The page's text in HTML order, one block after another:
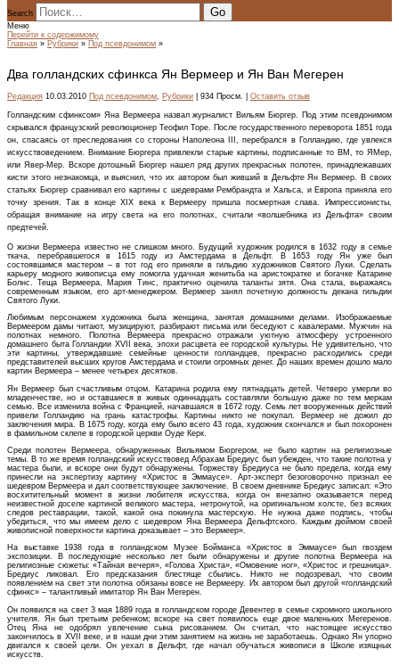
Search
Меню
Перейти к содержимому
Главная » Рубрики » Под псевдонимом »
Два голландских сфинкса Ян Вермеер и Ян Ван Мегерен
Редакция 10.03.2010 Под псевдонимом, Рубрики | 934 Просм. | Оставить отзыв
Голландским сфинксом» Яна Вермеера назвал журналист Вильям Бюргер. Под этим псевдонимом
скрывался французский революционер Теофил Торе. После государственного переворота 1851 года
он, спасаясь от преследования со стороны Наполеона III, перебрался в Голландию, где увлекся
искусствоведением. Внимание Бюргера привлекли старые картины, подписанные то ВМ, то ЯМер,
или Явер-Мер. Вскоре дотошный Бюргер нашел ряд других прекрасных полотен, принадлежавших
кисти этого незнакомца, и выяснил, что их автором был живший в Дельфте Ян Вермеер. В своих
статьях Бюргер сравнивал его картины с шедеврами Рембрандта и Хальса, и Европа приняла его
точку зрения. Так в конце XIX века к Вермееру пришла посмертная слава. Импрессионисты,
обращая внимание на игру света на его полотнах, считали «волшебника из Дельфта» своим
предтечей.
О жизни Вермеера известно не слишком много. Будущий художник родился в 1632 году в семье
ткача, перебравшегося в 1615 году из Амстердама в Дельфт. В 1653 году Ян уже был
состоявшимся мастером – в тот год его приняли в гильдию художников Святого Луки. Сделать
карьеру модного живописца ему помогла удачная женитьба на аристократке и богачке Катарине
Болнс. Теща Вермеера, Мария Тинс, практично оценила таланты зятя. Она стала, выражаясь
современным языком, его арт-менеджером. Вермеер занял почетную должность декана гильдии
Святого Луки.
Любимым персонажем художника была женщина, занятая домашними делами. Изображаемые
Вермеером дамы читают, музицируют, разбирают письма или беседуют с кавалерами. Мужчин на
полотнах немного. Полотна Вермеера прекрасно отражали уютную атмосферу устроенного
домашнего быта Голландии XVII века, эпохи расцвета ее городской культуры. Не удивительно, что
эти картины, утверждавшие семейные ценности голландцев, прекрасно расходились среди
представителей высших кругов Амстердама и стоили огромных денег. До наших времен дошло мало
картин Вермеера – менее четырех десятков.
Ян Вермеер был счастливым отцом. Катарина родила ему пятнадцать детей. Четверо умерли во
младенчестве, но и оставшиеся в живых одиннадцать составляли большую даже по тем меркам
семью. Все изменила война с Францией, начавшаяся в 1672 году. Семь лет вооруженных действий
привели Голландию на грань катастрофы. Картины никто не покупал. Вермеер не дожил до
заключения мира. В 1675 году, когда ему было всего 43 года, художник скончался и был похоронен
в фамильном склепе в городской церкви Оуде Керк.
Среди полотен Вермеера, обнаруженных Вильямом Бюргером, не было картин на религиозные
темы. В то же время голландский искусствовед Абрахам Бредиус был убежден, что такие полотна у
мастера были, и вскоре они будут обнаружены. Торжеству Бредиуса не было предела, когда ему
принесли на экспертизу картину «Христос в Эммаусе». Арт-эксперт безоговорочно признал ее
шедевром Вермеера и дал соответствующее заключение. В своем дневнике Бредиус записал: «Это
восхитительный момент в жизни любителя искусства, когда он внезапно оказывается перед
неизвестной доселе картиной великого мастера, нетронутой, на оригинальном холсте, без всяких
следов реставрации, такой, какой она покинула мастерскую. Не нужна даже подпись, чтобы
убедиться, что мы имеем дело с шедевром Яна Вермеера Дельфтского. Каждым дюймом своей
живописной поверхности картина доказывает – это Вермеер».
На выставке 1938 года в голландском Музее Бойманса «Христос в Эммаусе» был гвоздем
экспозиции. В последующие несколько лет были обнаружены и другие полотна Вермеера на
религиозные сюжеты: «Тайная вечеря», «Голова Христа», «Омовение ног», «Христос и грешница».
Бредиус ликовал. Его предсказания блестяще сбылись. Никто не подозревал, что своим
появлением на свет эти полотна обязаны вовсе не Вермееру. Их автором был другой «голландский
сфинкс» – талантливый имитатор Ян Ван Мегерен.
Он появился на свет 3 мая 1889 года в голландском городе Девентер в семье скромного школьного
учителя. Ян был третьим ребенком; вскоре на свет появилось еще двое маленьких Мегеренов.
Отец Яна не одобрял увлечение сына рисованием. Он считал, что настоящее искусство
закончилось в XVII веке, и в наши дни этим занятием на жизнь не заработаешь. Однако Ян упорно
двигался к своей цели. Он уехал в Дельфт, где начал обучаться живописи в Школе изящных
искусств.